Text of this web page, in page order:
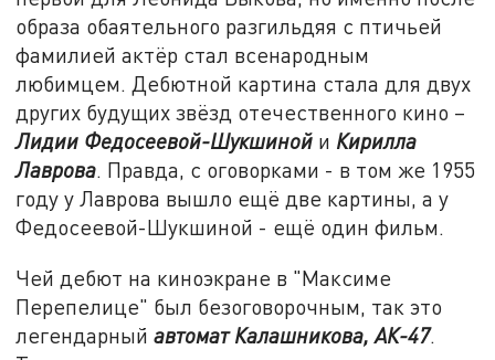
образа обаятельного разгильдяя с птичьей
фамилией актёр стал всенародным
любимцем. Дебютной картина стала для двух
других будущих звёзд отечественного кино –
Лидии Федосеевой-Шукшиной и Кирилла
Лаврова. Правда, с оговорками - в том же 1955
году у Лаврова вышло ещё две картины, а у
Федосеевой-Шукшиной - ещё один фильм.
Чей дебют на киноэкране в "Максиме
Перепелице" был безоговорочным, так это
легендарныйавтомат Калашникова, АК-47.